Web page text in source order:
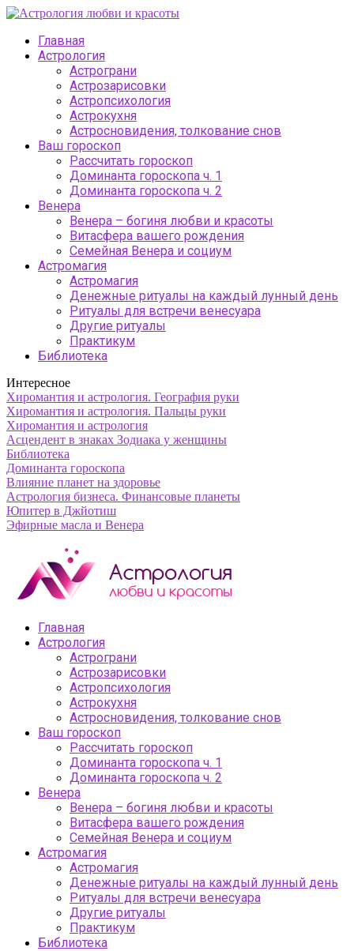
Главная
Астрология
Астрограни
Астрозарисовки
Астропсихология
Астрокухня
Астросновидения, толкование снов
Ваш гороскоп
Рассчитать гороскоп
Доминанта гороскопа ч. 1
Доминанта гороскопа ч. 2
Венера
Венера – богиня любви и красоты
Витасфера вашего рождения
Семейная Венера и социум
Астромагия
Астромагия
Денежные ритуалы на каждый лунный день
Ритуалы для встречи венесуара
Другие ритуалы
Практикум
Библиотека
Интересное
Хиромантия и астрология. География руки
Хиромантия и астрология. Пальцы руки
Хиромантия и астрология
Асцендент в знаках Зодиака у женщины
Библиотека
Доминанта гороскопа
Влияние планет на здоровье
Астрология бизнеса. Финансовые планеты
Юпитер в Джйотиш
Эфирные масла и Венера
Главная
Астрология
Астрограни
Астрозарисовки
Астропсихология
Астрокухня
Астросновидения, толкование снов
Ваш гороскоп
Рассчитать гороскоп
Доминанта гороскопа ч. 1
Доминанта гороскопа ч. 2
Венера
Венера – богиня любви и красоты
Витасфера вашего рождения
Семейная Венера и социум
Астромагия
Астромагия
Денежные ритуалы на каждый лунный день
Ритуалы для встречи венесуара
Другие ритуалы
Практикум
Библиотека